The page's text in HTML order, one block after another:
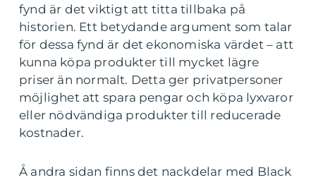
fynd är det viktigt att titta tillbaka på
historien. Ett betydande argument som talar
för dessa fynd är det ekonomiska värdet – att
kunna köpa produkter till mycket lägre
priser än normalt. Detta ger privatpersoner
möjlighet att spara pengar och köpa lyxvaror
eller nödvändiga produkter till reducerade
kostnader.
Å andra sidan finns det nackdelar med Black